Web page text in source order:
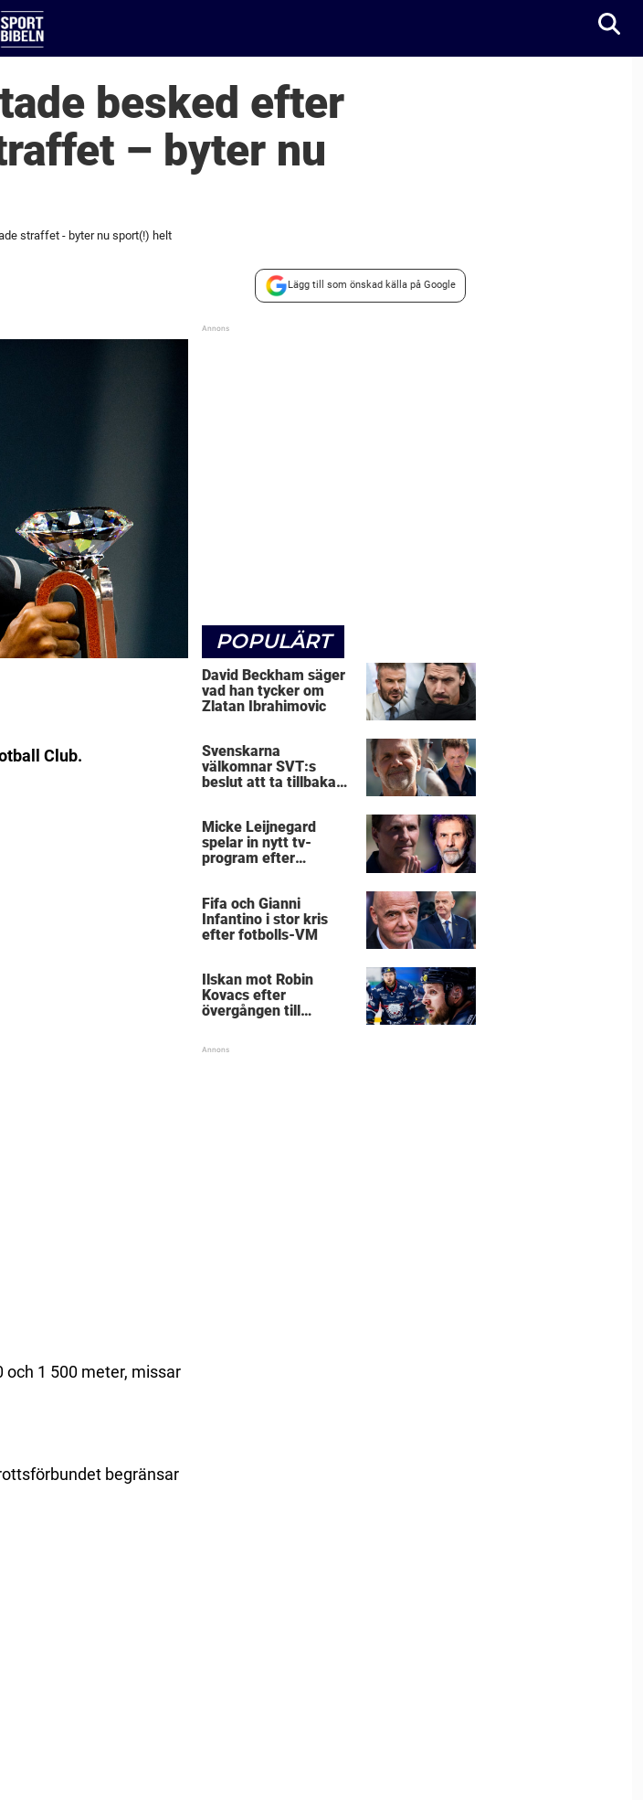
besked efter
– byter nu
straffet - byter nu sport(!) helt
Lägg till som önskad källa på Google
Club.
1 500 meter, missar
begränsar
POPULÄRT
David Beckham säger
vad han tycker om
Zlatan Ibrahimovic
Svenskarna
välkomnar SVT:s
beslut att ta tillbaka
Micke Leijnegard
spelar in nytt tv-
program efter
Fifa och Gianni
Infantino i stor kris
efter fotbolls-VM
Ilskan mot Robin
Kovacs efter
övergången till